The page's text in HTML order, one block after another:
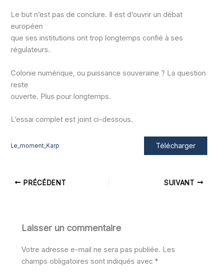
Le but n’est pas de conclure. Il est d’ouvrir un débat
européen
que ses institutions ont trop longtemps confié à ses
régulateurs.
Colonie numérique, ou puissance souveraine ? La question
reste
ouverte. Plus pour longtemps.
L’essai complet est joint ci-dessous.
Le_moment_Karp Télécharger
PRÉCÉDENT SUIVANT
Laisser un commentaire
Votre adresse e-mail ne sera pas publiée. Les
champs obligatoires sont indiqués avec*